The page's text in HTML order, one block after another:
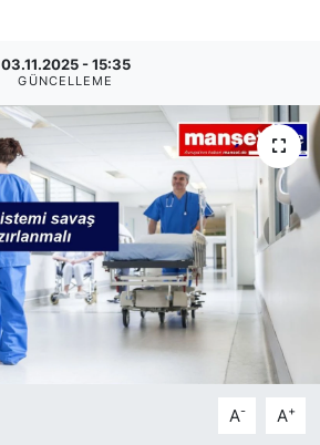
03.11.2025 - 15:35
GÜNCELLEME
A- A+